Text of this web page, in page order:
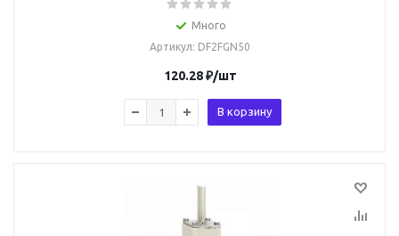
Много
Артикул: DF2FGN50
120.28₽/шт
В корзину